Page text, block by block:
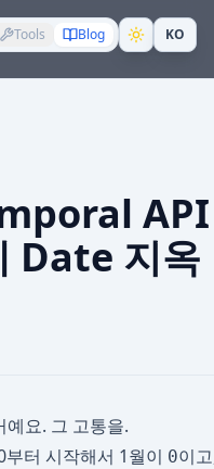
Tools Blog KO
API
Date 지옥
예요. 그 고통을.
터 시작해서 1월이 0이